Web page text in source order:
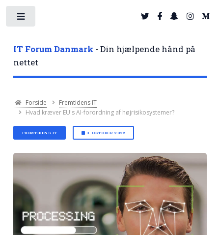
IT Forum Danmark - Din hjælpende hånd på
nettet
Forside
Fremtidens IT
Hvad kræver EU's AI-forordning af højrisikosystemer?
FREMTIDENS IT 3. OKTOBER 2025